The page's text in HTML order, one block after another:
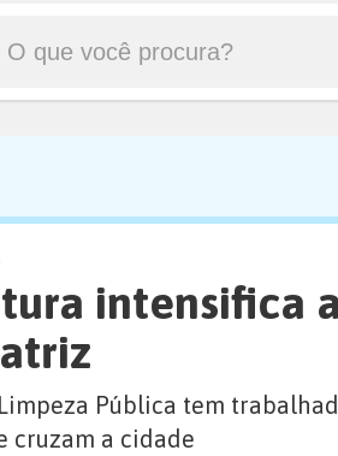
intensifica
Pública tem
cruzam a cidade